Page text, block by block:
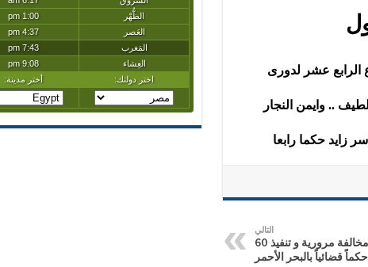
الرابع عشر لدورى
.. وايمن النجار
زايد حكما رابعا
التالي
تحرير 197 مخالفة مرورية و تنفيذ 60
حكماً قضائياً بالبحر الأحمر